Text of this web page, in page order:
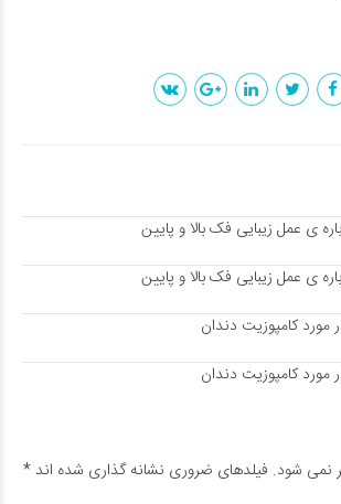
ی عمل زیبایی فک بالا و پایین
ی عمل زیبایی فک بالا و پایین
مورد کامپوزیت دندان
مورد کامپوزیت دندان
نمی شود. فیلدهای ضروری نشانه گذاری شده اند *